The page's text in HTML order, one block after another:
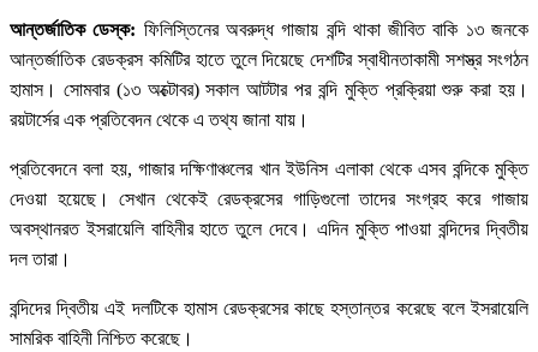
আন্তর্জাতিক ডেস্ক: ফিলিস্তিনের অবরুদ্ধ গাজায় বন্দি থাকা জীবিত বাকি ১৩ জনকে
আন্তর্জাতিক রেডক্রস কমিটির হাতে তুলে দিয়েছে দেশটির স্বাধীনতাকামী সশস্ত্র সংগঠন
হামাস। সোমবার (১৩ অক্টোবর) সকাল আটটার পর বন্দি মুক্তি প্রক্রিয়া শুরু করা হয়।
রয়টার্সের এক প্রতিবেদন থেকে এ তথ্য জানা যায়।
প্রতিবেদনে বলা হয়, গাজার দক্ষিণাঞ্চলের খান ইউনিস এলাকা থেকে এসব বন্দিকে মুক্তি
দেওয়া হয়েছে। সেখান থেকেই রেডক্রসের গাড়িগুলো তাদের সংগ্রহ করে গাজায়
অবস্থানরত ইসরায়েলি বাহিনীর হাতে তুলে দেবে। এদিন মুক্তি পাওয়া বন্দিদের দ্বিতীয়
দল তারা।
বন্দিদের দ্বিতীয় এই দলটিকে হামাস রেডক্রসের কাছে হস্তান্তর করেছে বলে ইসরায়েলি
সামরিক বাহিনী নিশ্চিত করেছে।